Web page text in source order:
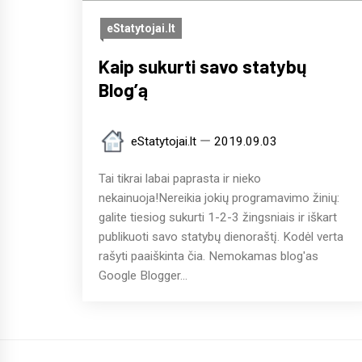
eStatytojai.lt
Kaip sukurti savo statybų
Blog’ą
eStatytojai.lt 2019.09.03
Tai tikrai labai paprasta ir nieko
nekainuoja!Nereikia jokių programavimo žinių:
galite tiesiog sukurti 1-2-3 žingsniais ir iškart
publikuoti savo statybų dienoraštį. Kodėl verta
rašyti paaiškinta čia. Nemokamas blog'as
Google Blogger...